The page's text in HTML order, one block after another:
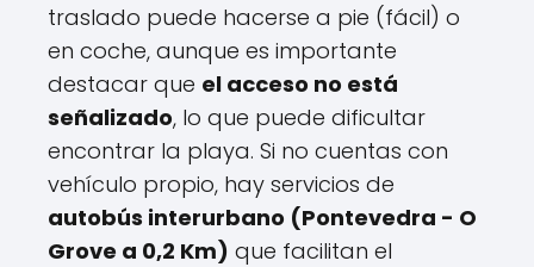
traslado puede hacerse a pie (fácil) o
en coche, aunque es importante
destacar que el acceso no está
señalizado, lo que puede dificultar
encontrar la playa. Si no cuentas con
vehículo propio, hay servicios de
autobús interurbano (Pontevedra - O
Grove a 0,2 Km) que facilitan el